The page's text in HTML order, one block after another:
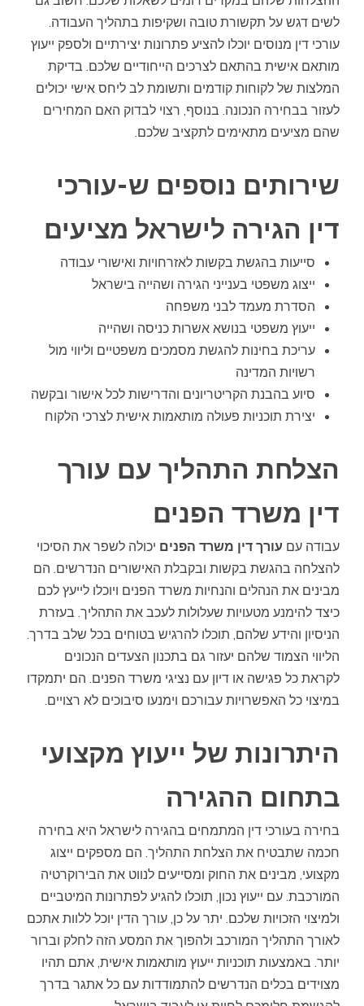
לשים דגש על תקשורת טובה ושקיפות בתהליך העבודה.
עורכי דין מנוסים יוכלו להציע פתרונות יצירתיים ולספק ייעוץ
מותאם אישית בהתאם לצרכים הייחודיים שלכם. בדיקת
המלצות של לקוחות קודמים ותשומת לב ליחס אישי יכולים
לעזור בבחירה הנכונה. בנוסף, רצוי לבדוק האם המחירים
שהם מציעים מתאימים לתקציב שלכם.
שירותים נוספים ש-עורכי
דין הגירה לישראל מציעים
סייעות בהגשת בקשות לאזרחויות ואישורי עבודה
ייצוג משפטי בענייני הגירה ושהייה בישראל
הסדרת מעמד לבני משפחה
ייעוץ משפטי בנושא אשרות כניסה ושהייה
עריכת בחינות להגשת מסמכים משפטיים וליווי מול
רשויות המדינה
סיוע בהבנת הקריטריונים והדרישות לכל אישור ובקשה
יצירת תוכניות פעולה מותאמות אישית לצרכי הלקוח
הצלחת התהליך עם עורך
דין משרד הפנים
עבודה עם עורך דין משרד הפנים יכולה לשפר את הסיכוי
להצלחה בהגשת בקשות ובקבלת האישורים הנדרשים. הם
מבינים את הנהלים והנחיות משרד הפנים ויוכלו לייעץ לכם
כיצד להימנע מטעויות שעלולות לעכב את התהליך. בעזרת
הניסיון והידע שלהם, תוכלו להרגיש בטוחים בכל שלב בדרך.
הליווי הצמוד שלהם יעזור גם בתכנון הצעדים הנכונים
לקראת כל פגישה או דיון עם נציגי משרד הפנים. הם יתמקדו
במיצוי כל האפשרויות עבורכם וימנעו סיבוכים לא רצויים.
היתרונות של ייעוץ מקצועי
בתחום ההגירה
בחירה בעורכי דין המתמחים בהגירה לישראל היא בחירה
חכמה שתבטיח את הצלחת התהליך. הם מספקים ייצוג
מקצועי, מבינים את החוק ומסייעים לנווט את הבירוקרטיה
המורכבת. עם ייעוץ נכון, תוכלו להגיע לפתרונות המיטביים
ולמיצוי הזכויות שלכם. יתר על כן, עורך הדין יוכל ללוות אתכם
לאורך התהליך המורכב ולהפוך את המסע הזה לחלק וברור
יותר. באמצעות תוכניות ייעוץ מותאמות אישית, אתם תהיו
מצוידים בכלים הנדרשים להתמודדות עם כל אתגר בדרך